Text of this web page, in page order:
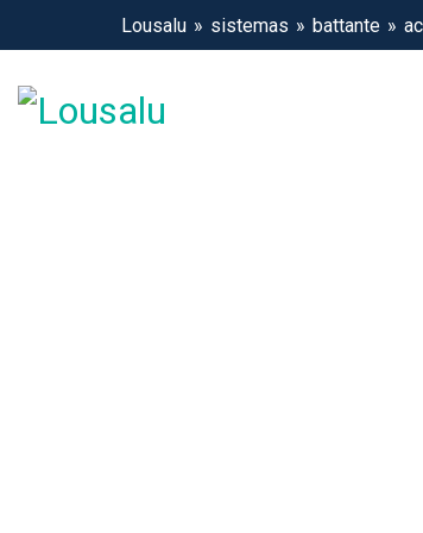
Lousalu sistemas battante